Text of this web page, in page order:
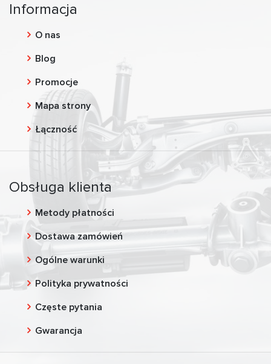
Informacja
O nas
Blog
Promocje
Mapa strony
Łączność
Obsługa klienta
Metody płatności
Dostawa zamówień
Ogólne warunki
Polityka prywatności
Częste pytania
Gwarancja